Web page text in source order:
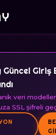
Giriş
veri
SSL şifreli